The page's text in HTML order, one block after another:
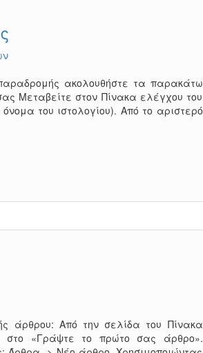
ακολουθήστε τα παρακάτω
Μεταβείτε στον Πίνακα ελέγχου του
του ιστολογίου). Από το αριστερό
άρθρου: Από την σελίδα του Πίνακα
στο «Γράψτε το πρώτο σας άρθρο».